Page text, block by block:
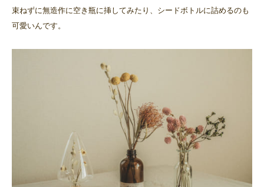
束ねずに無造作に空き瓶に挿してみたり、シードボトルに詰めるのも
可愛いんです。